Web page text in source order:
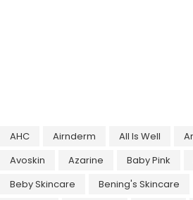
AHC Airnderm All Is Well
Avoskin
Azarine Baby Pink
Beby Skincare
Bening's Skincare